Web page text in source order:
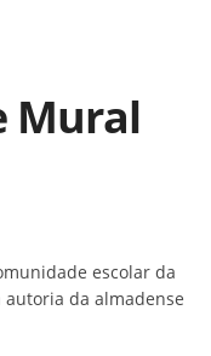
Mural
escolar da
da almadense